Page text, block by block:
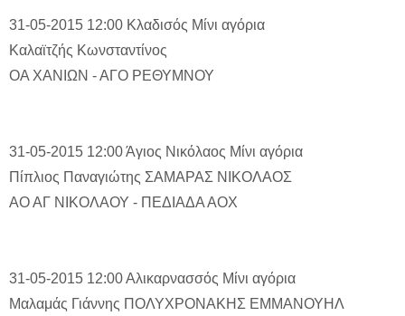
31-05-2015 12:00 Κλαδισός Μίνι αγόρια
Καλαϊτζής Κωνσταντίνος
ΟΑ ΧΑΝΙΩΝ - ΑΓΟ ΡΕΘΥΜΝΟΥ
31-05-2015 12:00Άγιος Νικόλαος Μίνι αγόρια
Πίπλιος Παναγιώτης ΣΑΜΑΡΑΣ ΝΙΚΟΛΑΟΣ
ΑΟ ΑΓ ΝΙΚΟΛΑΟΥ - ΠΕΔΙΑΔΑ ΑΟΧ
31-05-2015 12:00Αλικαρνασσός Μίνι αγόρια
Μαλαμάς Γιάννης ΠΟΛΥΧΡΟΝΑΚΗΣ ΕΜΜΑΝΟΥΗΛ